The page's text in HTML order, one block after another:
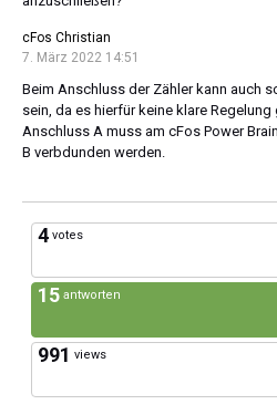
cFos Christian
7. März 2022 14:51
Beim Anschluss der Zähler kann auch
sein, da es hierfür keine klare
Anschluss A muss am cFos Power
B verbdunden werden.
4 votes
15 antworten
991 views